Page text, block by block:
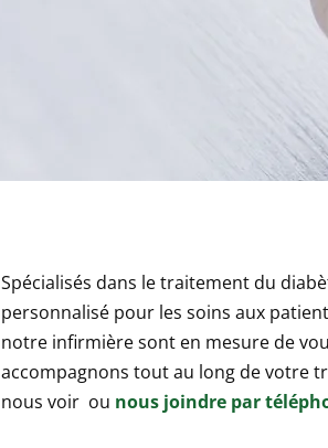
Spécialisés dans le traitement du
personnalisé pour les soins aux
notre infirmière sont en mesure de
accompagnons tout au long de votre
nous voir ou nous joindre par